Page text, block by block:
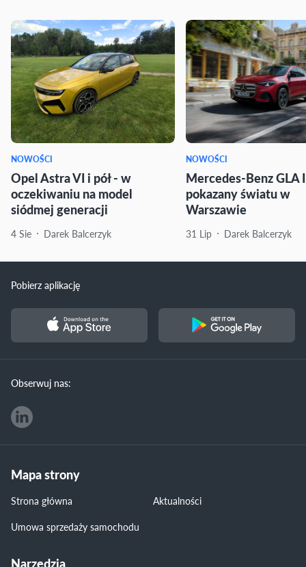
NOWOŚCI
Opel Astra VI i pół - w
oczekiwaniu na model
siódmej generacji
4 Sie Darek Balcerzyk
NOWOŚCI
Mercedes-Benz GLA
pokazany światu w
Warszawie
31 Lip Darek Balcerzyk
Pobierz aplikację
Obserwuj nas:
Mapa strony
Strona główna
Aktualności
Umowa sprzedaży samochodu
Narzędzia